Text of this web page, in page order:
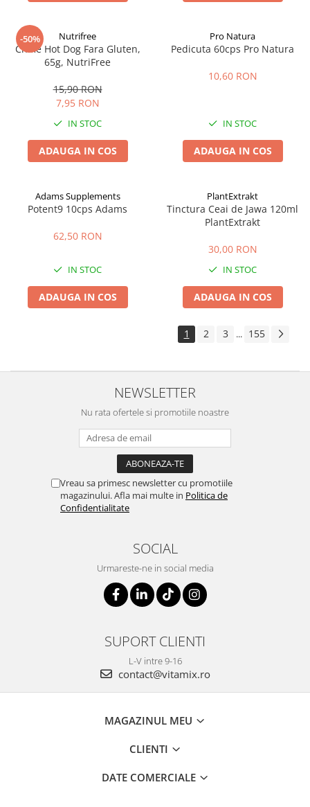
-50% Nutrifree
Chifle Hot Dog Fara Gluten,
65g, NutriFree
15,90 RON
7,95 RON
IN STOC
ADAUGA IN COS
Pro Natura
Pedicuta 60cps Pro Natura
10,60 RON
IN STOC
ADAUGA IN COS
Adams Supplements
Potent9 10cps Adams
62,50 RON
IN STOC
ADAUGA IN COS
PlantExtrakt
Tinctura Ceai de Jawa 120ml
PlantExtrakt
30,00 RON
IN STOC
ADAUGA IN COS
1 2 3 ... 155
NEWSLETTER
Nu rata ofertele si promotiile noastre
Vreau sa primesc newsletter cu promotiile
magazinului. Afla mai multe in Politica de
Confidentialitate
SOCIAL
Urmareste-ne in social media
SUPORT CLIENTI
L-V intre 9-16
contact@vitamix.ro
MAGAZINUL MEU
CLIENTI
DATE COMERCIALE